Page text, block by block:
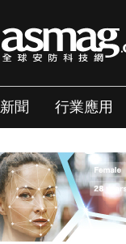
新聞 行業應用